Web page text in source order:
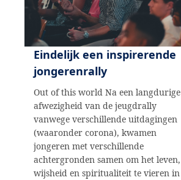
Eindelijk een inspirerende
jongerenrally
Out of this world Na een langdurige
afwezigheid van de jeugdrally
vanwege verschillende uitdagingen
(waaronder corona), kwamen
jongeren met verschillende
achtergronden samen om het leven,
wijsheid en spiritualiteit te vieren in